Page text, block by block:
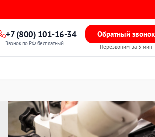
+7 (800) 101-16-34
Звонок по РФ бесплатный
Обратный звонок
Перезвоним за 5 мин